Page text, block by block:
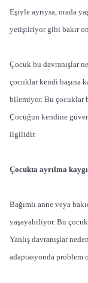
Eşiyle ayrıysa, orada
yetiştiriyor gibi bakır
Çocuk bu davranışlar
çocuklar kendi başına
bilemiyor. Bu çocuklar
Çocuğun kendine
ilgilidir.
Çocukta ayrılma
Bağımlı anne veya
yaşayabiliyor. Bu
Yanlış davranışlar
adaptasyonda problem